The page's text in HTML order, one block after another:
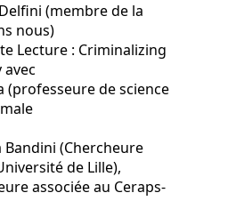
(membre de la
nous)
Lecture : Criminalizing
(professeure de science
Bandini (Chercheure
de Lille),
associée au Ceraps-